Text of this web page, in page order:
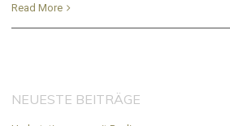
Read More
NEUESTE BEITRÄGE